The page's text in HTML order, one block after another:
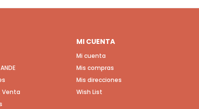
Venta
MI CUENTA
Mi cuenta
Mis compras
Mis direcciones
Wish List